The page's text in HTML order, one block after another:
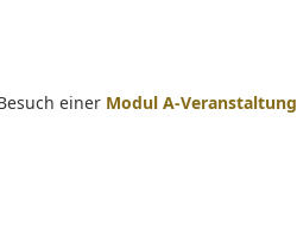
einer Modul A-Veranstaltung